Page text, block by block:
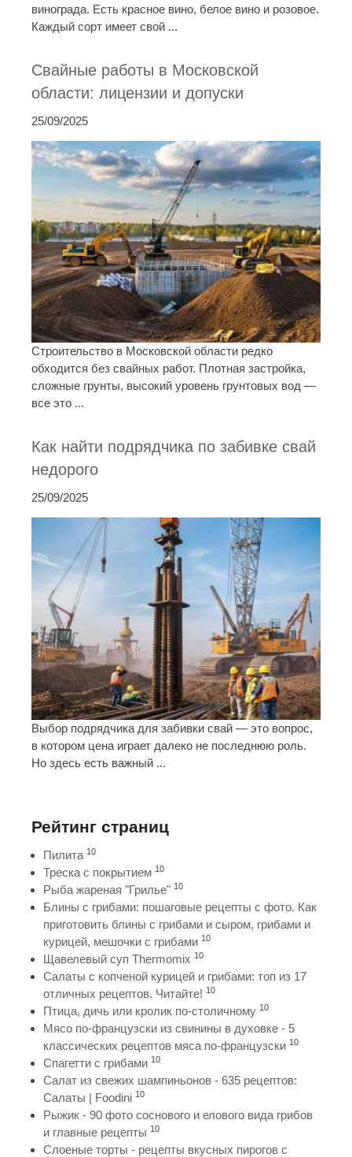
винограда. Есть красное вино, белое вино и розовое.
Каждый сорт имеет свой ...
Свайные работы в Московской
области: лицензии и допуски
25/09/2025
Строительство в Московской области редко
обходится без свайных работ. Плотная застройка,
сложные грунты, высокий уровень грунтовых вод —
все это ...
Как найти подрядчика по забивке свай
недорого
25/09/2025
Выбор подрядчика для забивки свай — это вопрос,
в котором цена играет далеко не последнюю роль.
Но здесь есть важный ...
Рейтинг страниц
Пилита 10
Треска с покрытием 10
Рыба жареная "Грилье" 10
Блины с грибами: пошаговые рецепты с фото. Как
приготовить блины с грибами и сыром, грибами и
курицей, мешочки с грибами 10
Щавелевый суп Thermomix 10
Салаты с копченой курицей и грибами: топ из 17
отличных рецептов. Читайте! 10
Птица, дичь или кролик по-столичному 10
Мясо по-французски из свинины в духовке - 5
классических рецептов мяса по-французски 10
Спагетти с грибами 10
Салат из свежих шампиньонов - 635 рецептов:
Салаты | Foodini 10
Рыжик - 90 фото соснового и елового вида грибов
и главные рецепты 10
Слоеные торты - рецепты вкусных пирогов с